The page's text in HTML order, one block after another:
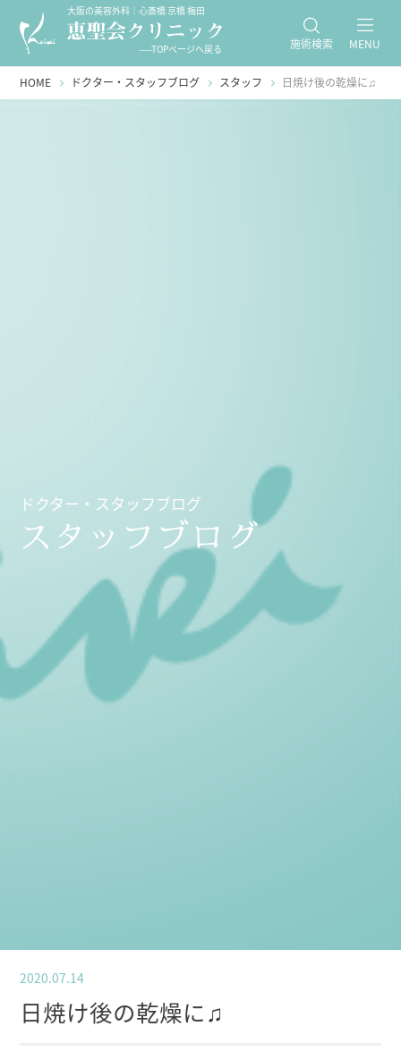
大阪の美容外科｜心斎橋 京橋 梅田
-----TOPページへ戻る 施術検索 MENU
HOME ドクター・スタッフブログ スタッフ 日焼け後の乾燥に♫
ドクター・スタッフブログ
スタッフブログ
2020.07.14
日焼け後の乾燥に♫